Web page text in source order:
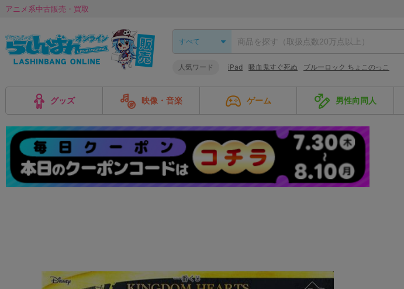
アニメ系中古販売・買取
人気ワード iPad 吸血鬼すぐ死ぬ ブルーロック ちょこのっこ
グッズ 映像・音楽 ゲーム 男性向同人